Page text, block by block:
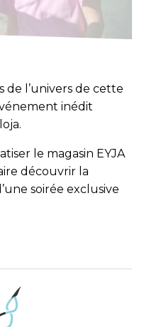
de l’univers de cette
inédit
le magasin EYJA
découvrir la
soirée exclusive